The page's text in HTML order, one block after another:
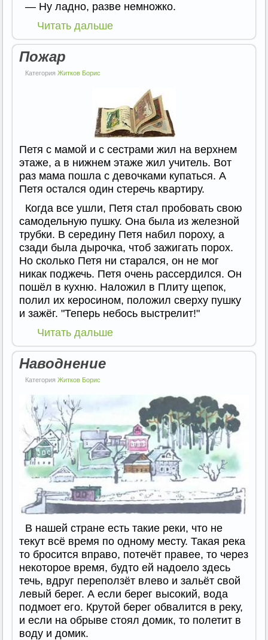
— Ну ладно, разве немножко.
Читать дальше
Пожар
Категория Житков Борис
Петя с мамой и с сестрами жил на верхнем
этаже, а в нижнем этаже жил учитель. Вот
раз мама пошла с девочками купаться. А
Петя остался один стеречь квартиру.
Когда все ушли, Петя стал пробовать свою
самодельную пушку. Она была из железной
трубки. В середину Петя набил пороху, а
сзади была дырочка, чтоб зажигать порох.
Но сколько Петя ни старался, он не мог
никак поджечь. Петя очень рассердился. Он
пошёл в кухню. Наложил в Плиту щепок,
полил их керосином, положил сверху пушку
и зажёг. "Теперь небось выстрелит!"
Читать дальше
Наводнение
Категория Житков Борис
В нашей стране есть такие реки, что не
текут всё время по одному месту. Такая река
то бросится вправо, потечёт правее, то через
некоторое время, будто ей надоело здесь
течь, вдруг переползёт влево и зальёт свой
левый берег. А если берег высокий, вода
подмоет его. Крутой берег обвалится в реку,
и если на обрыве стоял домик, то полетит в
воду и домик.